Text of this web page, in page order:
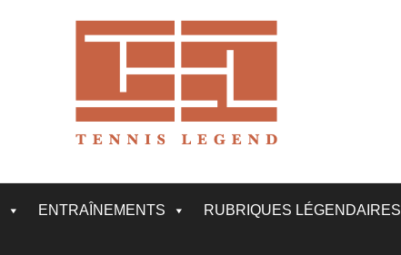
ENTRAÎNEMENTS RUBRIQUES LÉGENDAIRES